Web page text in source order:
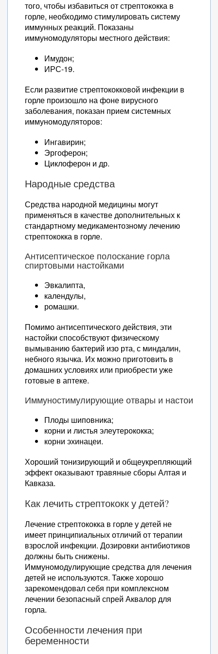
того, чтобы избавиться от стрептококка в
горле, необходимо стимулировать систему
иммунных реакций. Показаны
иммуномодуляторы местного действия:
Имудон;
ИРС-19.
Если развитие стрептококковой инфекции в
горле произошло на фоне вирусного
заболевания, показан прием системных
иммуномодуляторов:
Ингавирин;
Эргоферон;
Циклоферон и др.
Народные средства
Средства народной медицины могут
применяться в качестве дополнительных к
стандартному медикаментозному лечению
стрептококка в горле.
Антисептическое полоскание горла
спиртовыми настойками
Эвкалипта,
календулы,
ромашки.
Помимо антисептического действия, эти
настойки способствуют физическому
вымыванию бактерий изо рта, с миндалин,
небного язычка. Их можно приготовить в
домашних условиях или приобрести уже
готовые в аптеке.
Иммуностимулирующие отвары и настои
Плоды шиповника;
корни и листья элеутерококка;
корни эхинацеи.
Хороший тонизирующий и общеукрепляющий
эффект оказывают травяные сборы Алтая и
Кавказа.
Как лечить стрептококк у детей?
Лечение стрептококка в горле у детей не
имеет принципиальных отличий от терапии
взрослой инфекции. Дозировки антибиотиков
должны быть снижены.
Иммуномодулирующие средства для лечения
детей не используются. Также хорошо
зарекомендовал себя при комплексном
лечении безопасный спрей Аквалор для
горла.
Особенности лечения при
беременности